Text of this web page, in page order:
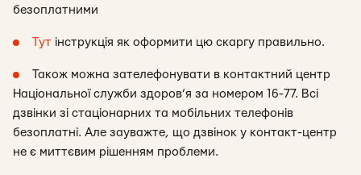
безоплатними
Тут інструкція як оформити цю скаргу правильно.
Також можна зателефонувати в контактний центр
Національної служби здоров’я за номером 16-77. Всі
дзвінки зі стаціонарних та мобільних телефонів
безоплатні. Але зауважте, що дзвінок у контакт-центр
не є миттєвим рішенням проблеми.